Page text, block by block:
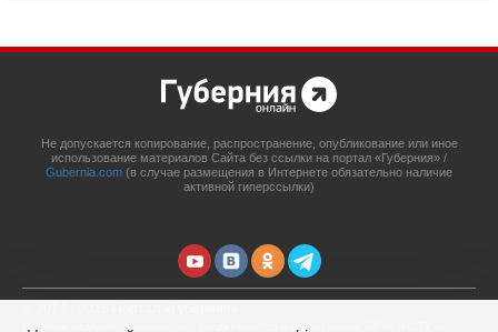
Не допускается копирование, распространение, опубликование или иное
использование материалов Сайта без ссылки на портал «Губерния» /
Gubernia.com (в случае размещения в Интернете обязательно наличие
активной гиперссылки)